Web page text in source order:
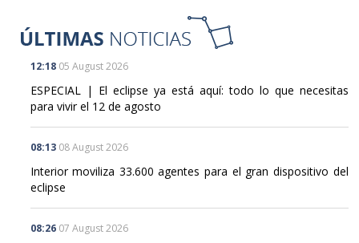
12:18 05 August 2026
ESPECIAL | El eclipse ya está aquí: todo lo que necesitas
para vivir el 12 de agosto
08:13 08 August 2026
Interior moviliza 33.600 agentes para el gran dispositivo del
eclipse
08:26 07 August 2026